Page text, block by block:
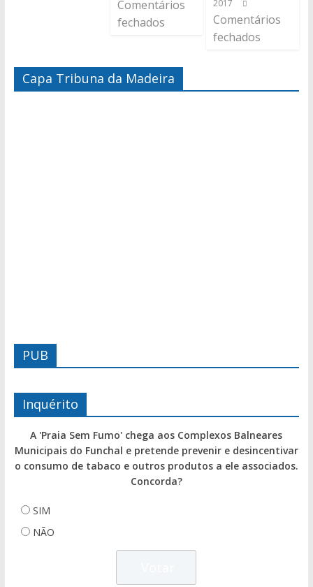
Comentários
fechados
2017
Comentários
fechados
Capa Tribuna da Madeira
PUB
Inquérito
A 'Praia Sem Fumo' chega aos Complexos Balneares
Municipais do Funchal e pretende prevenir e desincentivar
o consumo de tabaco e outros produtos a ele associados.
Concorda?
SIM
NÃO